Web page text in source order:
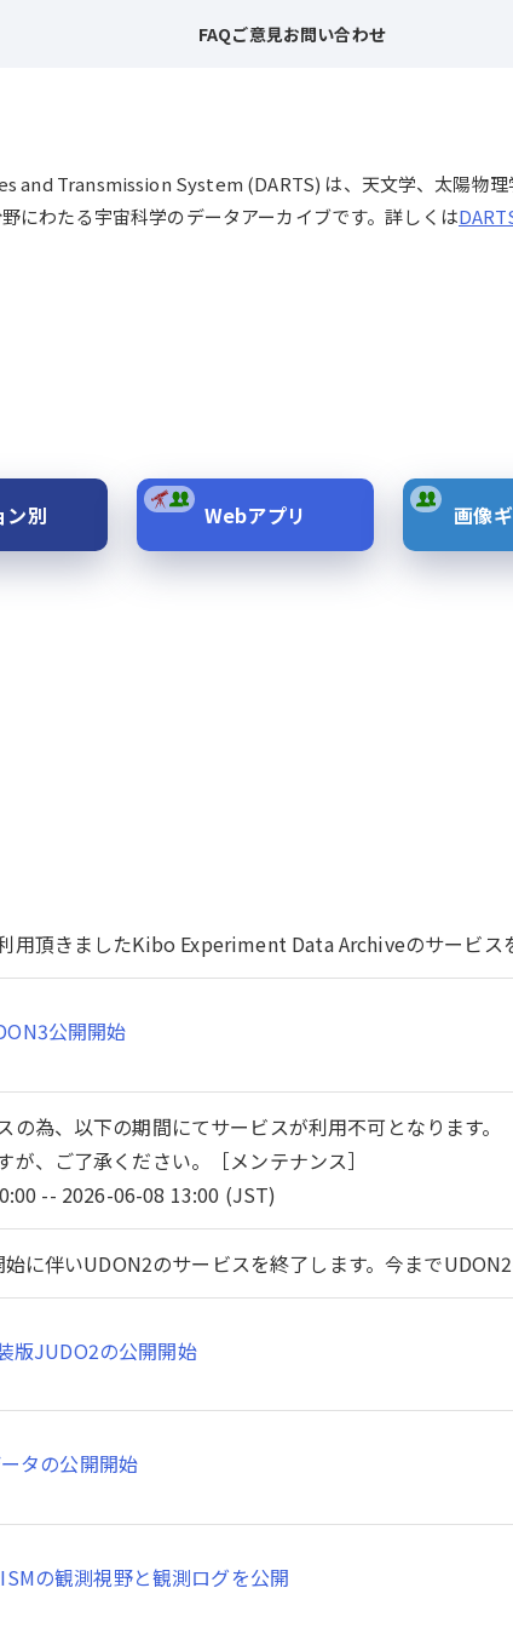
FAQご意見お問い合わせ
and Transmission System (DARTS) は、天文学、太陽物
にわたる宇宙科学のデータアーカイブです。詳しくは
ン別 Webアプリ 画像
用頂きましたKibo Experiment Data Archiveのサービス
公開開始
の為、以下の期間にてサービスが利用不可となります。
が、ご了承ください。［メンテナンス］
-- 2026-06-08 13:00 (JST)
に伴いUDON2のサービスを終了します。今まで
版JUDO2の公開開始
タの公開開始
の観測視野と観測ログを公開